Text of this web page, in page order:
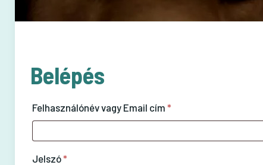
Belépés
Felhasználónév vagy Email cím *Kötelező
Jelszó*Kötelező